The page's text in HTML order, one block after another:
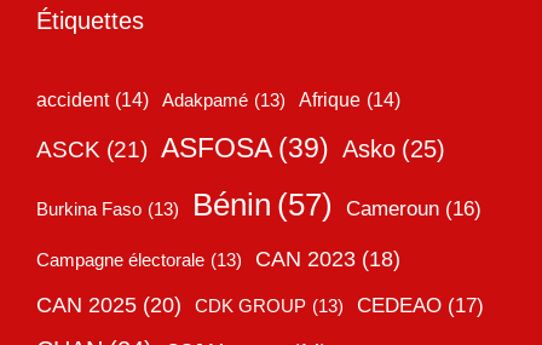
Étiquettes
accident (14) Adakpamé (13) Afrique (14)
ASCK (21) ASFOSA (39) Asko (25)
Burkina Faso (13) Bénin (57) Cameroun (16)
Campagne électorale (13) CAN 2023 (18)
CAN 2025 (20) CDK GROUP (13) CEDEAO (17)